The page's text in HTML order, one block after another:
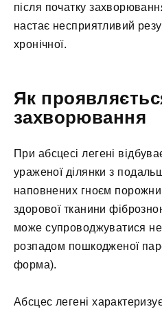
після початку
настає несприятливий
хронічної.
Як
захворювання
При абсцесі легені
ураженої ділянки з
наповнених гноєм
здорової тканини
може супроводжуватися
розпадом пошкодженої
форма).
Абсцес легені